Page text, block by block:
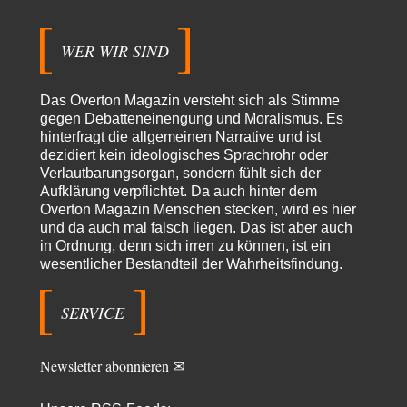
so -…
Geheimhaltung
Es gab überhaupt KEINE Entnazifizierung der Deutschen Justiz nach
Kriegsende! Und es hätte auch keine…
ratzefatzvor 4 Stunden zu:
Klimalüge und Klimadiktatur?
Es gibt genau zwei Faktoren, die für unser Klima (eigentlich: die Klimata
der verschiedenen Klimazonen)…
arth_vor 6 Stunden zu:
Sollte Bundeswehrwerbung verboten werden?
Saudibarbarien oder der…
Vielen Dank an die Autoren des Artikels dafür, daß sie die Situation einer
WER WIR SIND
Das Overton Magazin versteht sich als Stimme
gegen Debatteneinengung und Moralismus. Es
hinterfragt die allgemeinen Narrative und ist
dezidiert kein ideologisches Sprachrohr oder
Verlautbarungsorgan, sondern fühlt sich der
Aufklärung verpflichtet. Da auch hinter dem
Overton Magazin Menschen stecken, wird es hier
und da auch mal falsch liegen. Das ist aber auch
in Ordnung, denn sich irren zu können, ist ein
wesentlicher Bestandteil der Wahrheitsfindung.
SERVICE
Newsletter abonnieren ✉